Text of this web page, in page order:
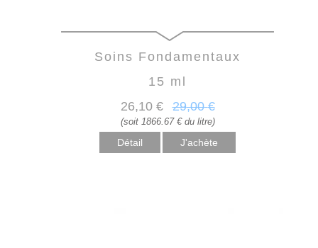
Soins Fondamentaux
15 ml
26,10 € 29,00 €
(soit 1866.67 € du litre)
Détail